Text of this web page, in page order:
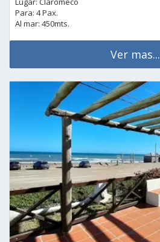
Para: 4 Pax.
Al mar: 450mts.
Ver mas...